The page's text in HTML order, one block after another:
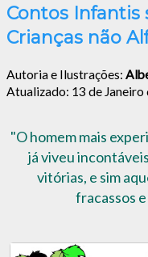
Contos Infantis
Crianças não
Autoria e Ilustrações:
Atualizado: 13 de Janeiro
"O homem mais
já viveu
vitórias, e sim
fracassos